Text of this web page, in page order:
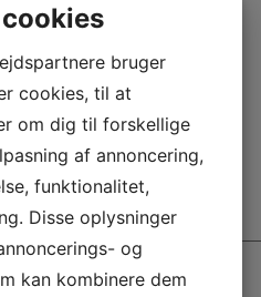
vi dig
bruger
cookies, til at
om dig til forskellige
af annoncering,
funktionalitet,
Disse oplysninger
og
kan kombinere dem